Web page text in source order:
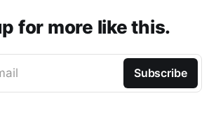
for more like this.
Subscribe